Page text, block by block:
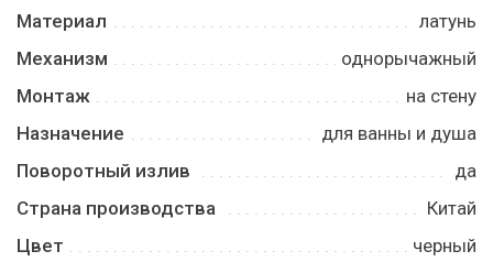
Материал
латунь
Механизм
однорычажный
Монтаж
на стену
Назначение
для ванны и душа
Поворотный излив
да
Страна производства
Китай
Цвет
черный